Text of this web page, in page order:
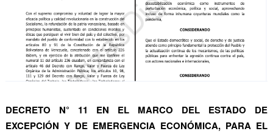
DECRETO N° 11 EN EL MARCO DEL ESTADO DE
EXCEPCIÓN Y DE EMERGENCIA ECONÓMICA, PARA EL